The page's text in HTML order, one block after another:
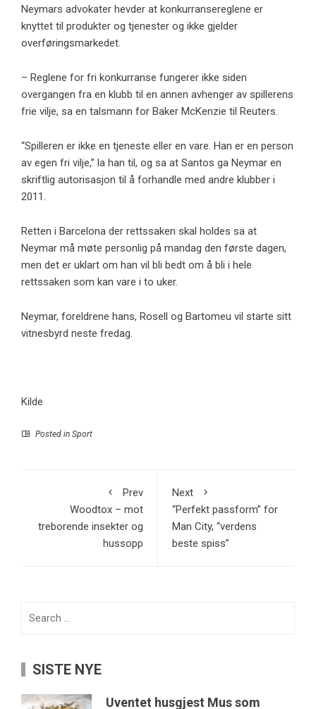
Neymars advokater hevder at konkurransereglene er
knyttet til produkter og tjenester og ikke gjelder
overføringsmarkedet.
– Reglene for fri konkurranse fungerer ikke siden
overgangen fra en klubb til en annen avhenger av spillerens
frie vilje, sa en talsmann for Baker McKenzie til Reuters.
“Spilleren er ikke en tjeneste eller en vare. Han er en person
av egen fri vilje,” la han til, og sa at Santos ga Neymar en
skriftlig autorisasjon til å forhandle med andre klubber i
2011.
Retten i Barcelona der rettssaken skal holdes sa at
Neymar må møte personlig på mandag den første dagen,
men det er uklart om han vil bli bedt om å bli i hele
rettssaken som kan vare i to uker.
Neymar, foreldrene hans, Rosell og Bartomeu vil starte sitt
vitnesbyrd neste fredag.
Kilde
Posted in Sport
Prev
Woodtox – mot
treborende insekter og
hussopp
Next
“Perfekt passform” for
Man City, “verdens
beste spiss”
SISTE NYE
Uventet husgjest Mus som